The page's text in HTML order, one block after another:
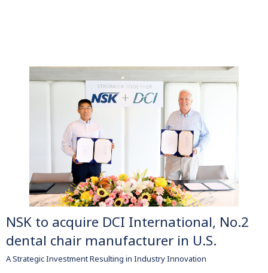
NSK to acquire DCI International, No.2
dental chair manufacturer in U.S.
A Strategic Investment Resulting in Industry Innovation